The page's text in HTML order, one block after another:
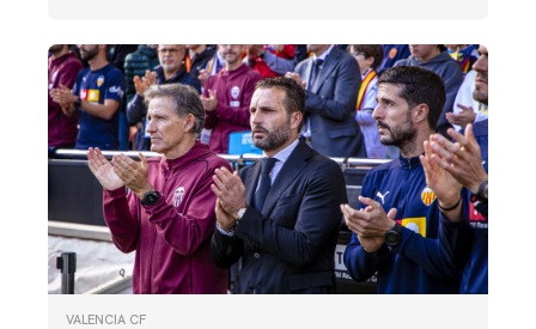
VALENCIA CF